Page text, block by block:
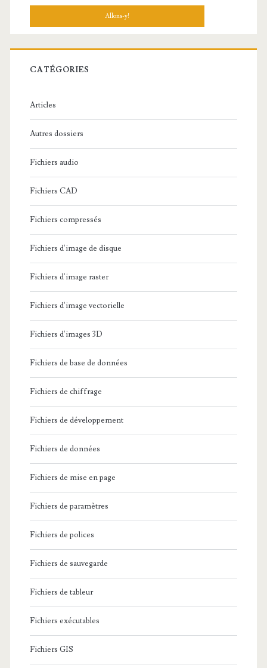
h
r
c
:
CATÉGORIES
Articles
Autres dossiers
Fichiers audio
Fichiers CAD
Fichiers compressés
Fichiers d'image de disque
Fichiers d'image raster
Fichiers d'image vectorielle
Fichiers d'images 3D
Fichiers de base de données
Fichiers de chiffrage
Fichiers de développement
Fichiers de données
Fichiers de mise en page
Fichiers de paramètres
Fichiers de polices
Fichiers de sauvegarde
Fichiers de tableur
Fichiers exécutables
Fichiers GIS